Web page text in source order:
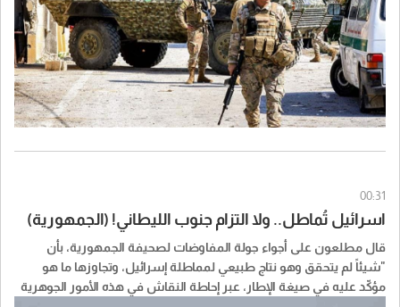
والنقاط داخل الأراضي اللبنانية".
00:31
اسرائيل تُماطل.. ولا التزام جنوب الليطاني! (الجمهورية)
قال مطلعون على أجواء جولة المفاوضات لصحيفة الجمهورية، بأن
"شيئاً لم يتحقق وهو نتاج طبيعي لمماطلة إسرائيل، وتجاوزها ما هو
مؤكّد عليه في صيغة الإطار، عبر إحاطة النقاش في هذه الأمور الجوهرية